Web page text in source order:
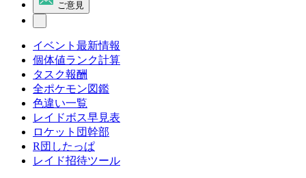
ご意見
イベント最新情報
個体値ランク計算
タスク報酬
全ポケモン図鑑
色違い一覧
レイドボス早見表
ロケット団幹部
R団したっぱ
レイド招待ツール